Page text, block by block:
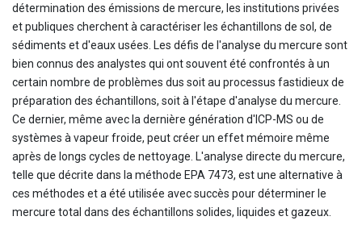
détermination des émissions de mercure, les institutions privées
et publiques cherchent à caractériser les échantillons de sol, de
sédiments et d'eaux usées. Les défis de l'analyse du mercure sont
bien connus des analystes qui ont souvent été confrontés à un
certain nombre de problèmes dus soit au processus fastidieux de
préparation des échantillons, soit à l'étape d'analyse du mercure.
Ce dernier, même avec la dernière génération d'ICP-MS ou de
systèmes à vapeur froide, peut créer un effet mémoire même
après de longs cycles de nettoyage. L'analyse directe du mercure,
telle que décrite dans la méthode EPA 7473, est une alternative à
ces méthodes et a été utilisée avec succès pour déterminer le
mercure total dans des échantillons solides, liquides et gazeux.